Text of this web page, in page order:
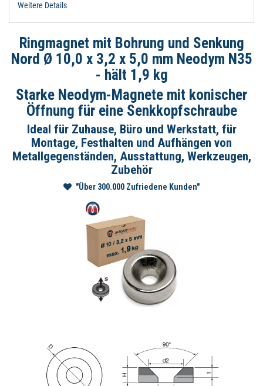
Weitere Details
Ringmagnet mit Bohrung und Senkung
Nord Ø 10,0 x 3,2 x 5,0 mm Neodym N35
- hält 1,9 kg
Starke Neodym-Magnete mit konischer
Öffnung für eine Senkkopfschraube
Ideal für Zuhause, Büro und Werkstatt, für
Montage, Festhalten und Aufhängen von
Metallgegenständen, Ausstattung, Werkzeugen,
Zubehör
"Über 300.000 Zufriedene Kunden"